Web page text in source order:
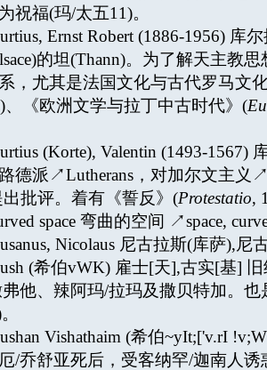
祝福(玛/太五11)。
Ernst Robert (1886-1956) 库
的坦(Thann)。为了解天主教
，尤其是法国文化与古代罗马文
、《欧洲文学与拉丁中古时代》(
(Korte), Valentin (1493-
德派↗Lutherans，对加尔文主义
出批评。着有《誓反》(Protestatio,
space 弯曲的空间 ↗space,
Nicolaus 尼古拉斯(库萨),
(希伯vWK) 雇士[天],古实[基]
他、辣阿玛/拉玛及撒贝特加。
Vishathaim (希伯~yIt;['v.rI
/乔舒亚死后，受客纳罕/迦南人